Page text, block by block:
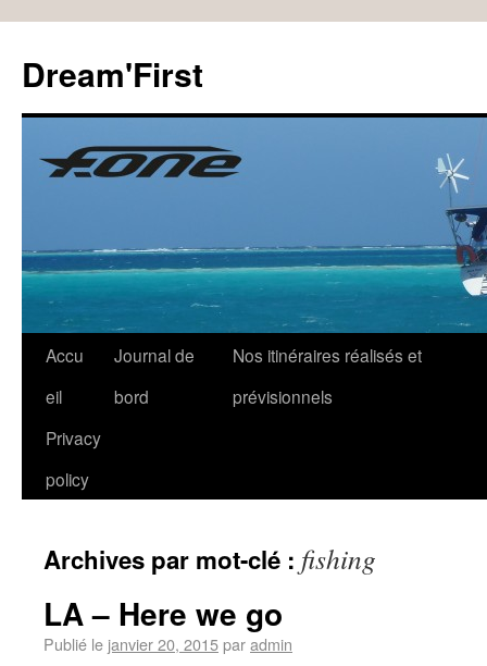
Dream'First
Accu
eil
Journal de
bord
Nos itinéraires réalisés et
prévisionnels
Privacy
policy
Archives par mot-clé : fishing
LA – Here we go
Publié le janvier 20, 2015paradmin